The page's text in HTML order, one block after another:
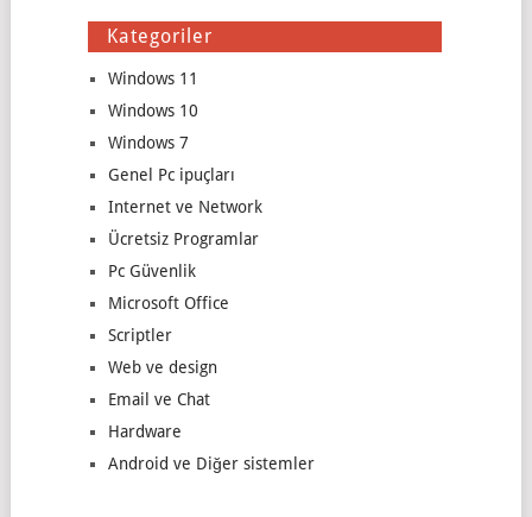
Kategoriler
Windows 11
Windows 10
Windows 7
Genel Pc ipuçları
Internet ve Network
Ücretsiz Programlar
Pc Güvenlik
Microsoft Office
Scriptler
Web ve design
Email ve Chat
Hardware
Android ve Diğer sistemler